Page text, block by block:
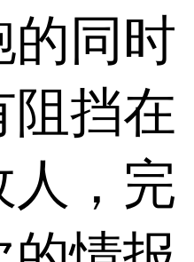
的同时
阻挡在
人，完